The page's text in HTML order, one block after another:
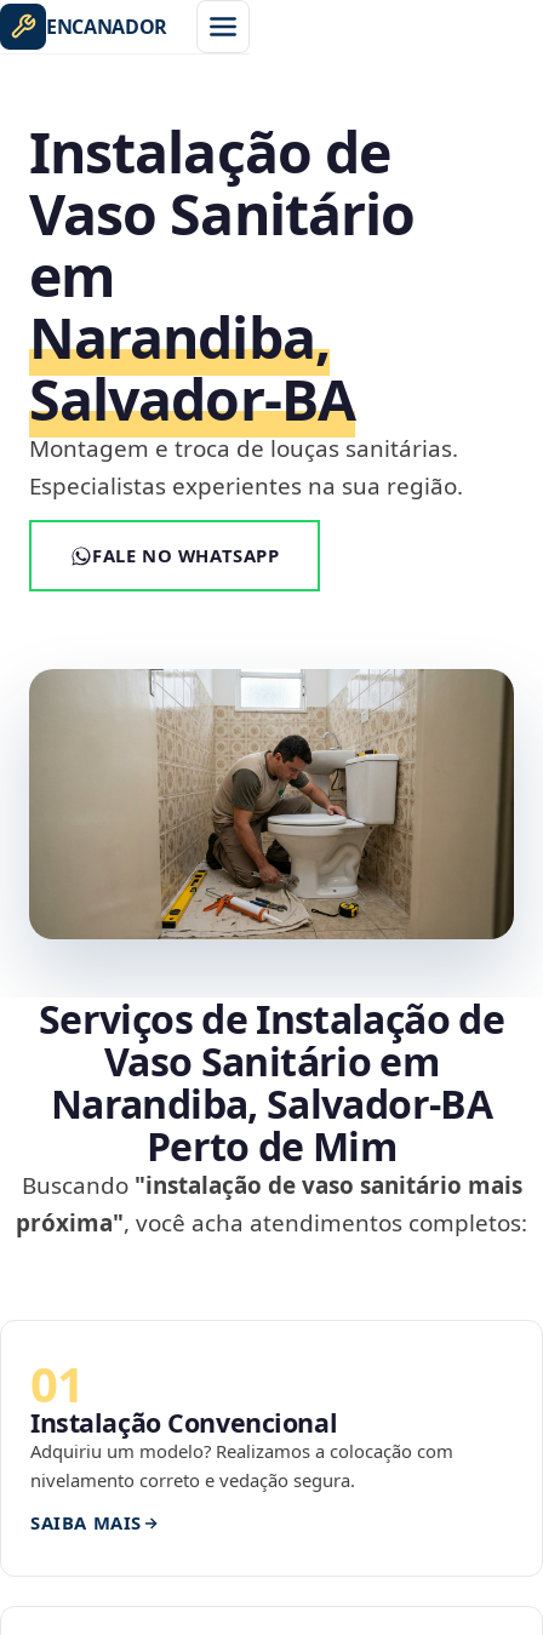
ENCANADOR
Instalação de
Vaso Sanitário
em
Narandiba,
Salvador‑BA
Montagem e troca de louças sanitárias.
Especialistas experientes na sua região.
FALE NO WHATSAPP
Serviços de Instalação de
Vaso Sanitário em
Narandiba, Salvador‑BA
Perto de Mim
Buscando "instalação de vaso sanitário mais
próxima", você acha atendimentos completos:
01
Instalação Convencional
Adquiriu um modelo? Realizamos a colocação com
nivelamento correto e vedação segura.
SAIBA MAIS